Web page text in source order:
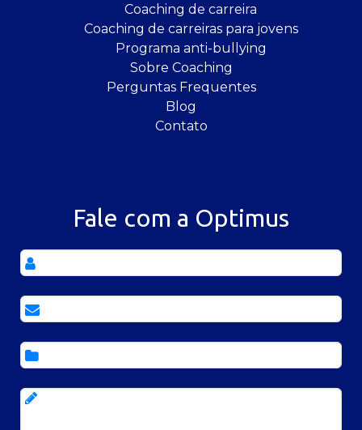
Coaching de carreira
Coaching de carreiras para jovens
Programa anti-bullying
Sobre Coaching
Perguntas Frequentes
Blog
Contato
Fale com a Optimus